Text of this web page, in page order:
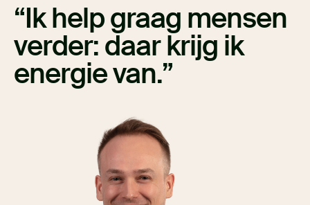
Ik help graag mensen
verder: daar krijg ik
energie van.